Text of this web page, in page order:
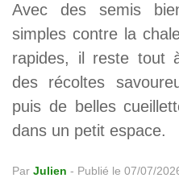
Avec des semis
simples contre la
rapides, il reste tout
des récoltes
puis de belles
dans un petit espace.
Par Julien - Publié le 07/07/